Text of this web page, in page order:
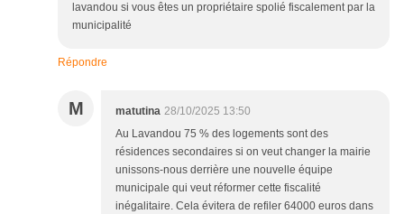
lavandou si vous êtes un propriétaire spolié fiscalement par la
municipalité
Répondre
M matutina 28/10/2025 13:50
Au Lavandou 75 % des logements sont des
résidences secondaires si on veut changer la mairie
unissons-nous derrière une nouvelle équipe
municipale qui veut réformer cette fiscalité
inégalitaire. Cela évitera de refiler 64000 euros dans